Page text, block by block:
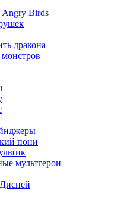
Birds
дракона
пони
мультгерои